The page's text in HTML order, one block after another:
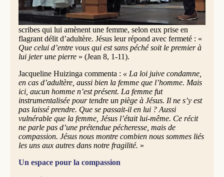
Au cours de la célébration, on lut le passage bien connu de
l’Évangile relatant la confrontation entre Jésus et quelques
scribes qui lui amènent une femme, selon eux prise en
flagrant délit d’adultère. Jésus leur répond avec fermeté : «
Que celui d’entre vous qui est sans péché soit le premier à
lui jeter une pierre » (Jean 8, 1-11).
Jacqueline Huizinga commenta : « La loi juive condamne,
en cas d’adultère, aussi bien la femme que l’homme. Mais
ici, aucun homme n’est présent. La femme fut
instrumentalisée pour tendre un piège à Jésus. Il ne s’y est
pas laissé prendre. Que se passait-il en lui ? Aussi
vulnérable que la femme, Jésus l’était lui-même. Ce récit
ne parle pas d’une prétendue pécheresse, mais de
compassion. Jésus nous montre combien nous sommes liés
les uns aux autres dans notre fragilité. »
Un espace pour la compassion